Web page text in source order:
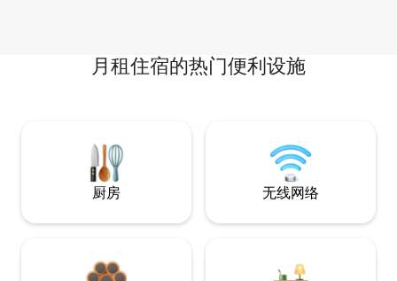
月租住宿的热门便利设施
厨房 无线网络